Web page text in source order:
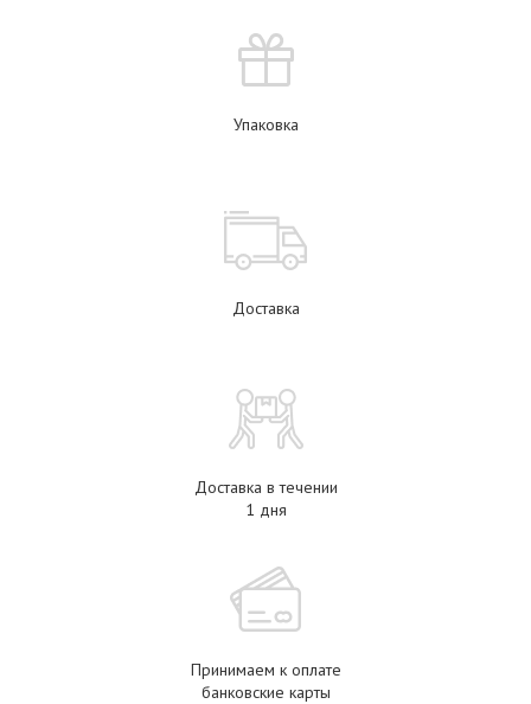
Упаковка
Доставка
Доставка в течении
1 дня
Принимаем к оплате
банковские карты